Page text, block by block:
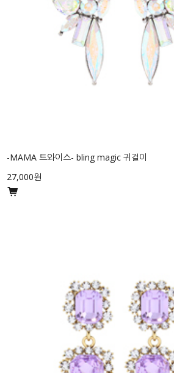
-MAMA 트와이스- bling magic 귀걸이
27,000원